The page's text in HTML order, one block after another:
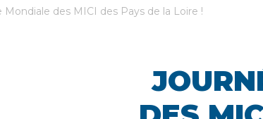
Mondiale des MICI des Pays de la Loire !